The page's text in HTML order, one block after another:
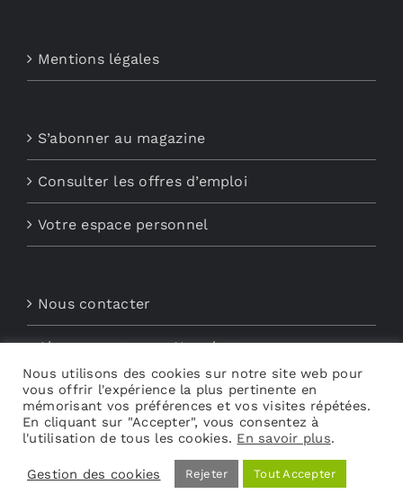
Mentions légales
S’abonner au magazine
Consulter les offres d’emploi
Votre espace personnel
Nous contacter
Abonnements aux Newsletters
Découvrez My Audio
Nous utilisons des cookies sur notre site web pour
vous offrir l'expérience la plus pertinente en
mémorisant vos préférences et vos visites répétées.
En cliquant sur "Accepter", vous consentez à
l'utilisation de tous les cookies. En savoir plus.
Gestion des cookies Rejeter Tout Accepter